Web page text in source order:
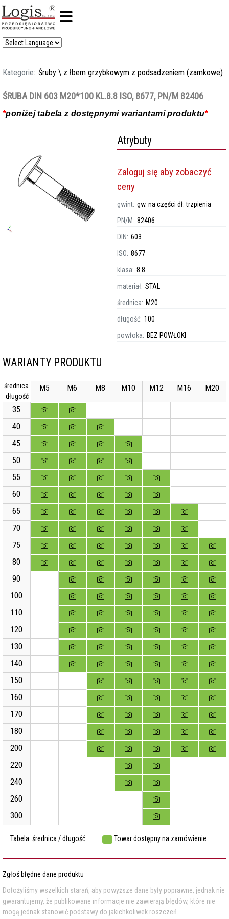
Kategorie: Śruby \ z łbem grzybkowym z podsadzeniem (zamkowe)
ŚRUBA DIN 603 M20*100 KL.8.8 ISO, 8677, PN/M 82406
*poniżej tabela z dostępnymi wariantami produktu*
Atrybuty
Zaloguj się aby zobaczyć
ceny
gwint: gw. na części dł. trzpienia
PN/M: 82406
DIN: 603
ISO: 8677
klasa: 8.8
materiał: STAL
średnica: M20
długość: 100
powłoka: BEZ POWŁOKI
WARIANTY PRODUKTU
średnica
długość
M5 M6 M8 M10 M12 M16 M20
35
40
45
50
55
60
65
70
75
80
90
100
110
120
130
140
150
160
170
180
200
220
240
260
300
Tabela: średnica / długość Towar dostępny na zamówienie
Zgłoś błędne dane produktu
Dołożyliśmy wszelkich starań, aby powyższe dane były poprawne, jednak nie
gwarantujemy, że publikowane informacje nie zawierają błędów, które nie
mogą jednak stanowić podstawy do jakichkoliwek roszczeń.